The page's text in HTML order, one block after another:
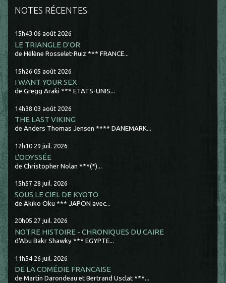
NOTES RÉCENTES
15h43 06 août 2026
LE TRIANGLE D'OR
de Hélène Rosselet-Ruiz *** FRANCE...
15h26 05 août 2026
I WANT YOUR SEX
de Gregg Araki *** ETATS-UNIS...
14h38 03 août 2026
THE LAST VIKING
de Anders Thomas Jensen **** DANEMARK...
12h10 29 juil. 2026
L'ODYSSÉE
de Christopher Nolan ***(*)...
15h57 28 juil. 2026
SOUS LE CIEL DE KYOTO
de Akiko Oku *** JAPON avec...
20h05 27 juil. 2026
NOTRE HISTOIRE - CHRONIQUES DU CAIRE
d'Abu Bakr Shawky *** EGYPTE...
11h54 26 juil. 2026
DE LA COMÉDIE FRANCAISE
de Martin Darondeau et Bertrand Usclat ***...